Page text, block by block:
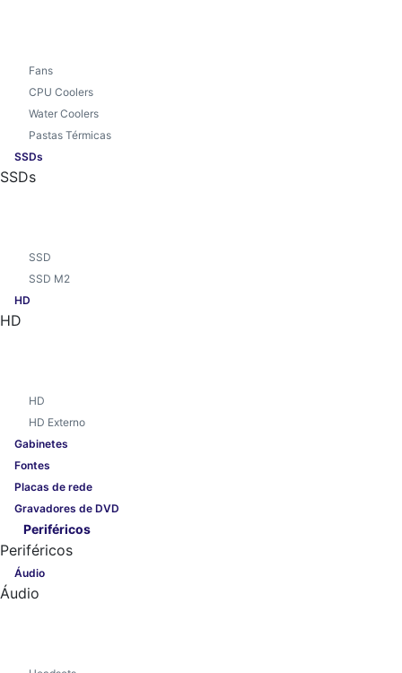
Fans
CPU Coolers
Water Coolers
Pastas Térmicas
SSDs
SSDs
SSD
SSD M2
HD
HD
HD
HD Externo
Gabinetes
Fontes
Placas de rede
Gravadores de DVD
Periféricos
Periféricos
Áudio
Áudio